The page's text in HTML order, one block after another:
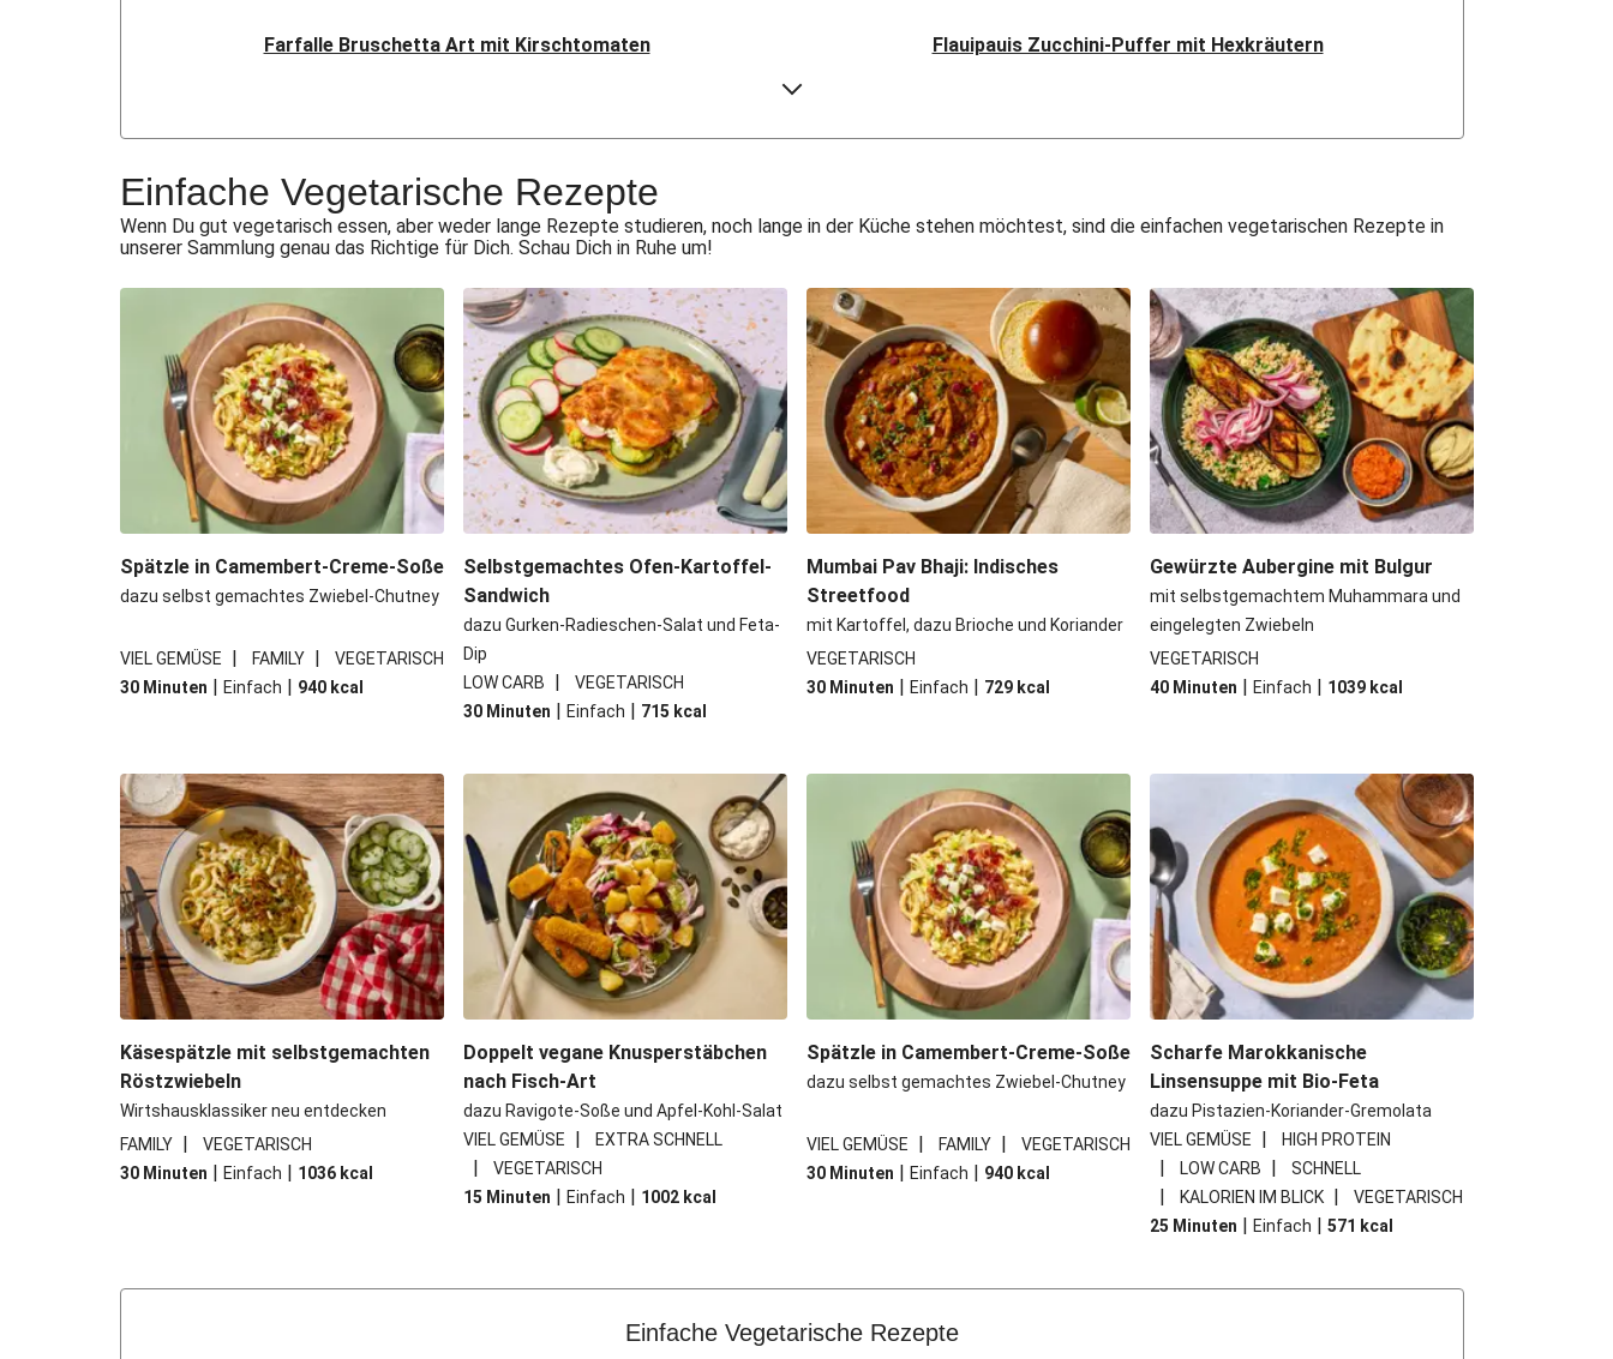
Farfalle Bruschetta Art mit Kirschtomaten Flauipauis Zucchini-Puffer mit Hexkräutern
Flauipauis Zucchini-Puffer mit Hexkräutern Nepalesisches Linsen Dal Bhat
Bowl & doppelt veganen Sweet-Chili-Filetstücken Doppelte vegane Beyond Meat Frikadelle
Buttrige Filetstücke mit Kormapaste Spinat-Brezenknödel mit Rahmschwammerln
Perlencouscous-Minestrone mit Kichererbsen Camembert En Croûte mit Kartoffeln und Salat
Japanische Aubergine mit Miso-Glasur Chana Masala mit Kichererbsen und Babyspinat
Einfache Vegetarische Rezepte
Wenn Du gut vegetarisch essen, aber weder lange Rezepte studieren, noch lange in der Küche stehen möchtest, sind die einfachen vegetarischen Rezepte in
unserer Sammlung genau das Richtige für Dich. Schau Dich in Ruhe um!
Spätzle in Camembert-Creme-Soße
dazu selbst gemachtes Zwiebel-Chutney
VIEL GEMÜSE | FAMILY |
VEGETARISCH
30 Minuten | Einfach | 940 kcal
Selbstgemachtes Ofen-Kartoffel-
Sandwich
dazu Gurken-Radieschen-Salat und Feta-
Dip
LOW CARB
|
VEGETARISCH
30 Minuten | Einfach | 715 kcal
Mumbai Pav Bhaji: Indisches
Streetfood
mit Kartoffel, dazu Brioche und Koriander
VEGETARISCH
30 Minuten | Einfach | 729 kcal
Gewürzte Aubergine mit Bulgur
mit selbstgemachtem Muhammara und
eingelegten Zwiebeln
VEGETARISCH
40 Minuten | Einfach | 1039 kcal
Käsespätzle mit selbstgemachten
Röstzwiebeln
Wirtshausklassiker neu entdecken
FAMILY |
VEGETARISCH
30 Minuten | Einfach | 1036 kcal
Doppelt vegane Knusperstäbchen
nach Fisch-Art
dazu Ravigote-Soße und Apfel-Kohl-Salat
VIEL GEMÜSE
| EXTRA SCHNELL
|
VEGETARISCH
15 Minuten | Einfach | 1002 kcal
Spätzle in Camembert-Creme-Soße
dazu selbst gemachtes Zwiebel-Chutney
VIEL GEMÜSE | FAMILY |
VEGETARISCH
30 Minuten | Einfach | 940 kcal
Scharfe Marokkanische
Linsensuppe mit Bio-Feta
dazu Pistazien-Koriander-Gremolata
VIEL GEMÜSE
| HIGH PROTEIN
| LOW CARB | SCHNELL
| KALORIEN IM BLICK |
VEGETARISCH
25 Minuten | Einfach | 571 kcal
Einfache Vegetarische Rezepte